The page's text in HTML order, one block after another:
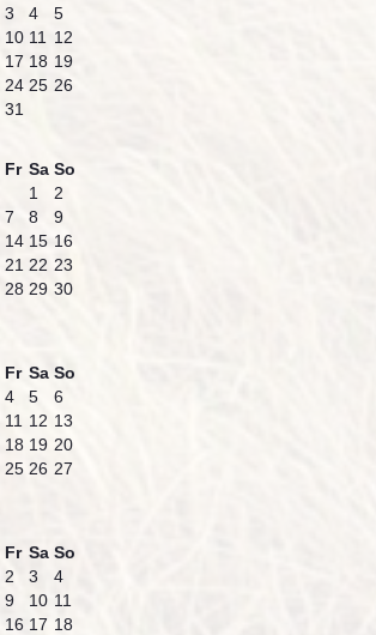
3 4
5
10 11
12
17 18 19
24 25 26
31
Fr Sa So
1
2
7 8
9
14 15 16
21 22 23
28 29 30
Fr Sa So
4 5
6
11 12 13
18 19 20
25 26 27
Fr Sa So
2 3
4
9 10 11
16 17 18